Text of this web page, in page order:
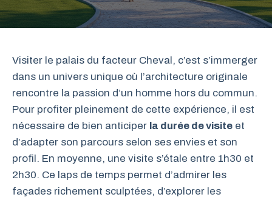
Visiter le palais du facteur Cheval, c’est s’immerger
dans un univers unique où l’architecture originale
rencontre la passion d’un homme hors du commun.
Pour profiter pleinement de cette expérience, il est
nécessaire de bien anticiper la durée de visite et
d’adapter son parcours selon ses envies et son
profil. En moyenne, une visite s’étale entre 1h30 et
2h30. Ce laps de temps permet d’admirer les
façades richement sculptées, d’explorer les